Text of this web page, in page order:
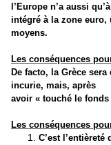
l’Europe n’a aussi
intégré à la zone
moyens.
Les conséquences
De facto, la Grèce
incurie, mais, après
avoir « touché le
Les conséquences
C’est